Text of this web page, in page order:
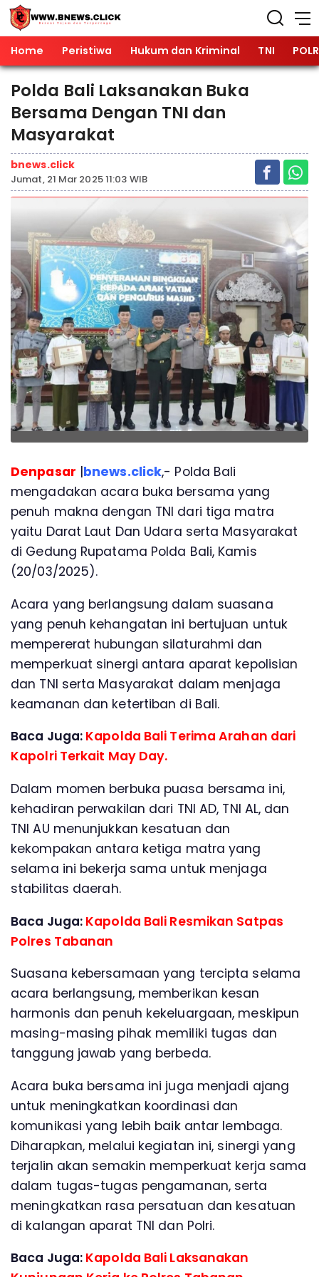
Home Peristiwa Hukum dan Kriminal TNI
Polda Bali Laksanakan Buka
Bersama Dengan TNI dan
Masyarakat
bnews.click
Jumat, 21 Mar 2025 11:03 WIB
Denpasar |bnews.click,- Polda Bali
mengadakan acara buka bersama yang
penuh makna dengan TNI dari tiga matra
yaitu Darat Laut Dan Udara serta Masyarakat
di Gedung Rupatama Polda Bali, Kamis
(20/03/2025).
Acara yang berlangsung dalam suasana
yang penuh kehangatan ini bertujuan untuk
mempererat hubungan silaturahmi dan
memperkuat sinergi antara aparat kepolisian
dan TNI serta Masyarakat dalam menjaga
keamanan dan ketertiban di Bali.
Baca Juga: Kapolda Bali Terima Arahan dari
Kapolri Terkait May Day.
Dalam momen berbuka puasa bersama ini,
kehadiran perwakilan dari TNI AD, TNI AL, dan
TNI AU menunjukkan kesatuan dan
kekompakan antara ketiga matra yang
selama ini bekerja sama untuk menjaga
stabilitas daerah.
Baca Juga: Kapolda Bali Resmikan Satpas
Polres Tabanan
Suasana kebersamaan yang tercipta selama
acara berlangsung, memberikan kesan
harmonis dan penuh kekeluargaan, meskipun
masing-masing pihak memiliki tugas dan
tanggung jawab yang berbeda.
Acara buka bersama ini juga menjadi ajang
untuk meningkatkan koordinasi dan
komunikasi yang lebih baik antar lembaga.
Diharapkan, melalui kegiatan ini, sinergi yang
terjalin akan semakin memperkuat kerja sama
dalam tugas-tugas pengamanan, serta
meningkatkan rasa persatuan dan kesatuan
di kalangan aparat TNI dan Polri.
Baca Juga: Kapolda Bali Laksanakan